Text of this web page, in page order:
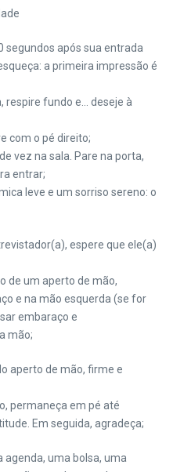
segundos após sua entrada
a primeira impressão é
respire fundo e… deseje à
com o pé direito;
vez na sala. Pare na porta,
entrar;
leve e um sorriso sereno: o
espere que ele(a)
de um aperto de mão,
e na mão esquerda (se for
embaraço e
mão;
aperto de mão, firme e
permaneça em pé até
Em seguida, agradeça;
agenda, uma bolsa, uma